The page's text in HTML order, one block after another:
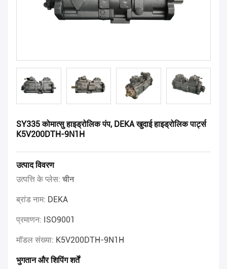
SY335 कोमात्सु हाइड्रोलिक पंप, DEKA खुदाई हाइड्रोलिक पार्ट्स
K5V200DTH-9N1H
उत्पाद विवरण
उत्पत्ति के प्लेस:चीन
ब्रांड नाम: DEKA
प्रमाणन: ISO9001
मॉडल संख्या: K5V200DTH-9N1H
भुगतान और शिपिंग शर्तें